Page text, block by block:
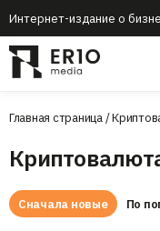
Интернет-издание о
Главная страница/
Сначала новые По